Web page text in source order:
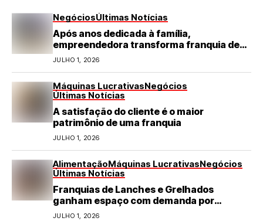
NegóciosÚltimas Notícias
Após anos dedicada à família,
empreendedora transforma franquia de
turismo em negócio de destaque no RN
JULHO 1, 2026
Máquinas LucrativasNegócios
Últimas Notícias
A satisfação do cliente é o maior
patrimônio de uma franquia
JULHO 1, 2026
AlimentaçãoMáquinas LucrativasNegócios
Últimas Notícias
Franquias de Lanches e Grelhados
ganham espaço com demanda por
refeições rápidas e de qualidade
JULHO 1, 2026